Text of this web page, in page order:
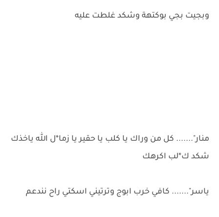
وبجيت بجي بوكتهة وشكد غلطت عليه
منار"....... كل من وراك يا كلب يا حقير يا زما*ل الله ياخذك
شكد ك*لب اكرهك
ياسر"....... كافي خرب ابوج وترتيني اسكتي راح نندعم